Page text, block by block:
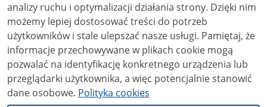
analizy ruchu i optymalizacji działania strony. Dzięki nim
możemy lepiej dostosować treści do potrzeb
użytkowników i stale ulepszać nasze usługi. Pamiętaj, że
informacje przechowywane w plikach cookie mogą
pozwalać na identyfikację konkretnego urządzenia lub
przeglądarki użytkownika, a więc potencjalnie stanowić
dane osobowe. Polityka cookies